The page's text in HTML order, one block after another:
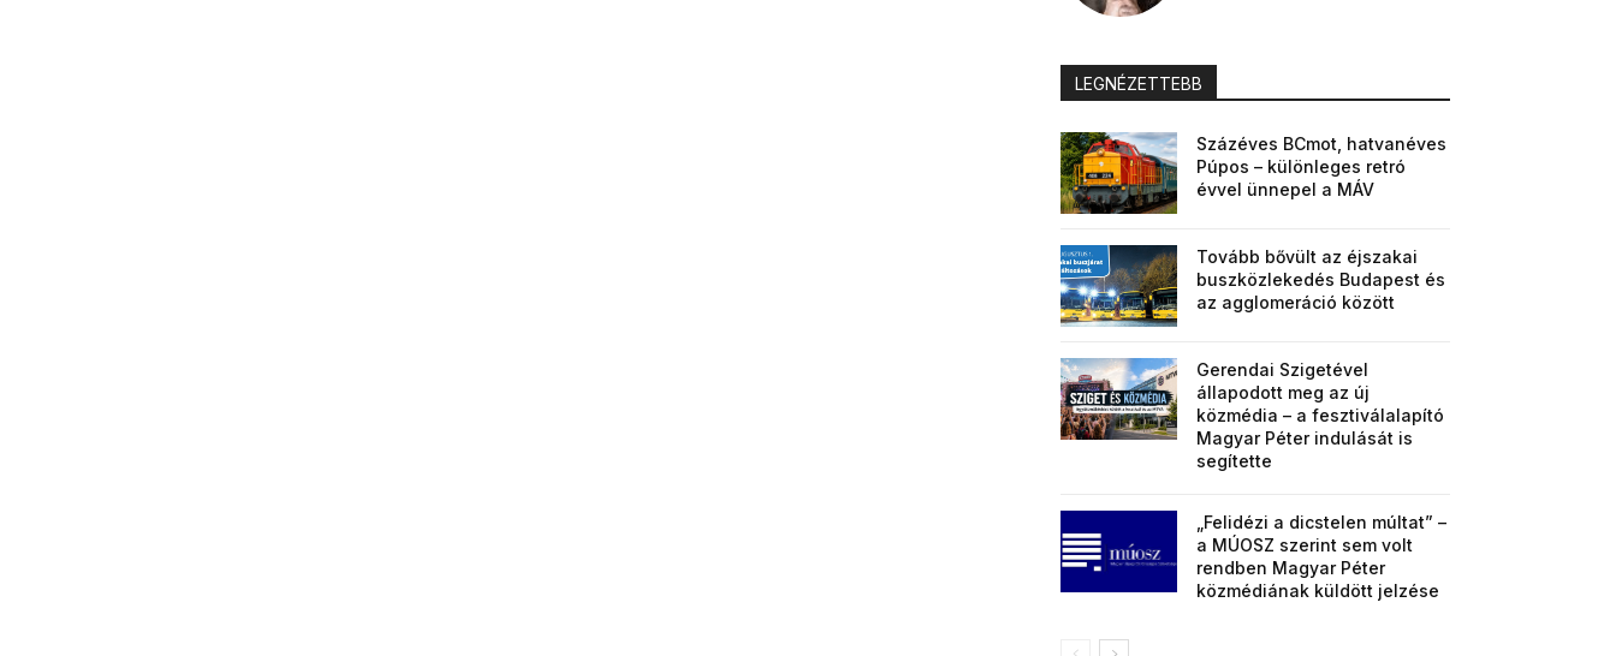
LEGNÉZETTEBB
Százéves BCmot, hatvanéves
Púpos – különleges retró
évvel ünnepel a MÁV
Tovább bővült az éjszakai
buszközlekedés Budapest és
az agglomeráció között
Gerendai Szigetével
állapodott meg az új
közmédia – a fesztiválalapító
Magyar Péter indulását is
segítette
„Felidézi a dicstelen múltat” –
a MÚOSZ szerint sem volt
rendben Magyar Péter
közmédiának küldött jelzése